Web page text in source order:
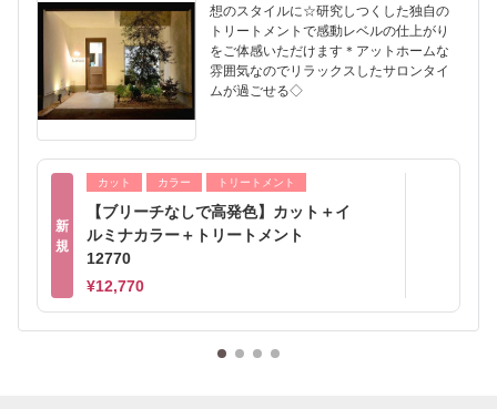
想のスタイルに☆研究しつくした独自の
トリートメントで感動レベルの仕上がり
をご体感いただけます＊アットホームな
雰囲気なのでリラックスしたサロンタイ
ムが過ごせる◇
新
規
カット カラー トリートメント
【ブリーチなしで高発色】カット＋イ
ルミナカラー＋トリートメント
12770
¥12,770